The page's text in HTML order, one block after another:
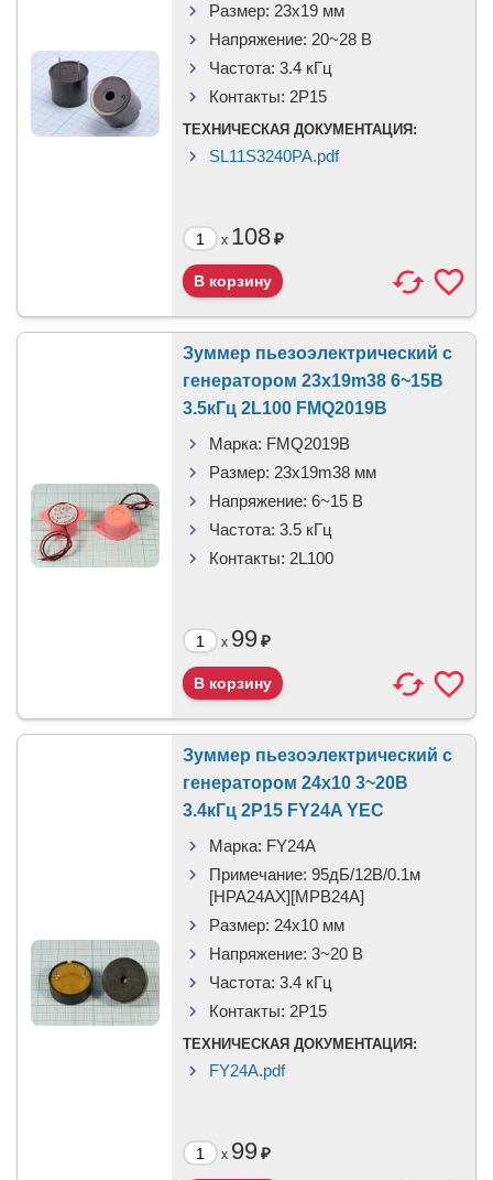
Размер: 23x19 мм
Напряжение: 20~28 В
Частота: 3.4 кГц
Контакты: 2P15
ТЕХНИЧЕСКАЯ ДОКУМЕНТАЦИЯ:
SL11S3240PA.pdf
x 108₽
Зуммер пьезоэлектрический c
генератором 23x19m38 6~15В
3.5кГц 2L100 FMQ2019B
Марка: FMQ2019B
Размер: 23x19m38 мм
Напряжение: 6~15 В
Частота: 3.5 кГц
Контакты: 2L100
x 99₽
Зуммер пьезоэлектрический c
генератором 24x10 3~20В
3.4кГц 2P15 FY24A YEC
Марка: FY24A
Примечание: 95дБ/12В/0.1м
[HPA24AX][MPB24A]
Размер: 24x10 мм
Напряжение: 3~20 В
Частота: 3.4 кГц
Контакты: 2P15
ТЕХНИЧЕСКАЯ ДОКУМЕНТАЦИЯ:
FY24A.pdf
x 99₽